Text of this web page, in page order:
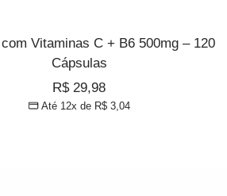
Vitaminas C + B6 500mg – 120
Cápsulas
Preço
promocional
R$ 29,98
Até 12x de R$ 3,04